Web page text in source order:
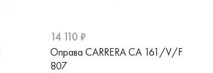
14 110 ₽
Оправа CARRERA CA 161/V/F
807